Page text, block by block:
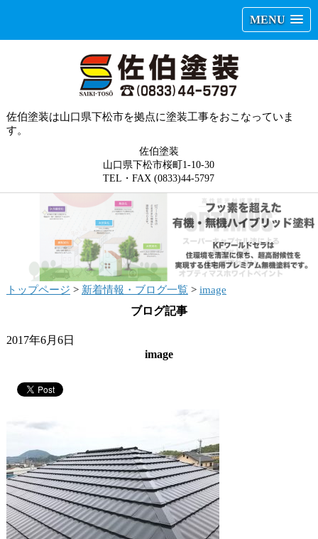
MENU
佐伯塗装は山口県下松市を拠点に塗装工事をおこなっていま
す。
佐伯塗装
山口県下松市桜町1-10-30
TEL・FAX (0833)44-5797
トップページ > 新着情報・ブログ一覧> image
ブログ記事
2017年6月6日
image